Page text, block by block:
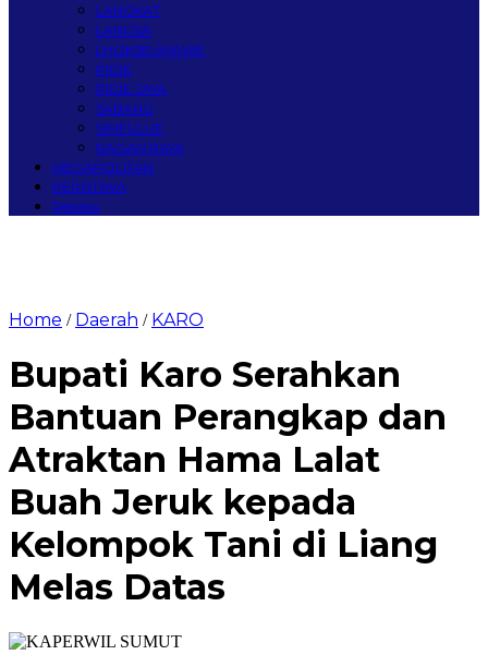
LANGKAT
LANGSA
LHOKSEUMAWE
PIDIE
PIDIE JAYA
SABANG
SIMEULUE
NAGAN RAYA
MEGAPOLITAN
PERISTIWA
Redaksi
Home / Daerah / KARO
Bupati Karo Serahkan
Bantuan Perangkap dan
Atraktan Hama Lalat
Buah Jeruk kepada
Kelompok Tani di Liang
Melas Datas